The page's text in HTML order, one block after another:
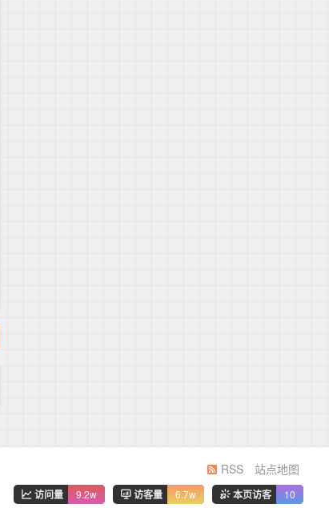
RSS 站点地图
访问量 9.2w 访客量 6.7w 本页访客 10